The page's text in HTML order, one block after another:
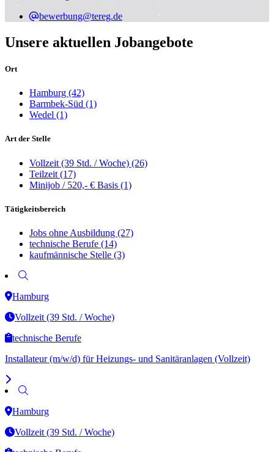
bewerbung@tereg.de
Unsere aktuellen Jobangebote
Ort
Hamburg (42)
Barmbek-Süd (1)
Wedel (1)
Art der Stelle
Vollzeit (39 Std. / Woche) (26)
Teilzeit (17)
Minijob / 520,- € Basis (1)
Tätigkeitsbereich
Jobs ohne Ausbildung (27)
technische Berufe (14)
kaufmännische Stelle (3)
Hamburg
Vollzeit (39 Std. / Woche)
technische Berufe
Installateur (m/w/d) für Heizungs- und Sanitäranlagen (Vollzeit)
Hamburg
Vollzeit (39 Std. / Woche)